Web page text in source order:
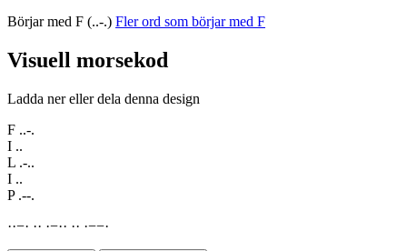
Börjar med F (..-.) Fler ord som börjar med F
Visuell morsekod
Ladda ner eller dela denna design
F ..-.
I ..
L .-..
I ..
P .--.
··−· ·· ·−·· ·· ·−−·